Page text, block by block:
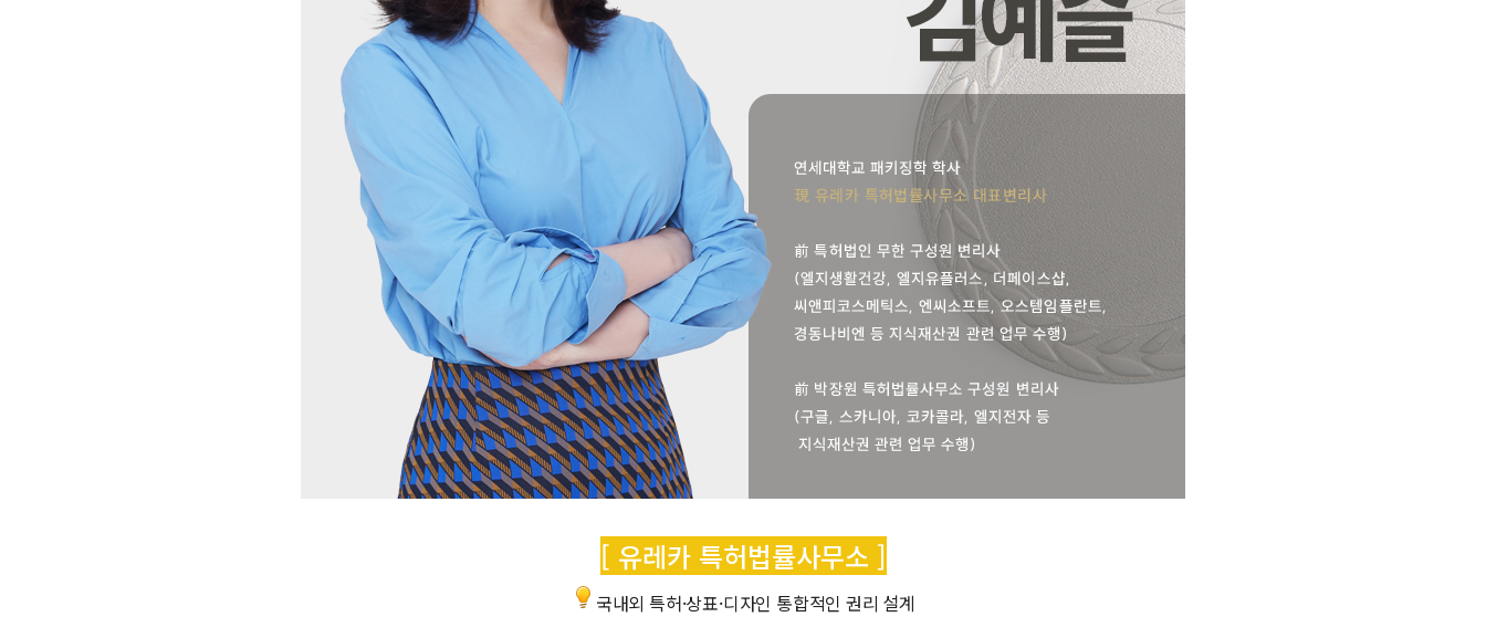
[ 유레카 특허법률사무소 ]
국내외 특허·상표·디자인 통합적인 권리 설계